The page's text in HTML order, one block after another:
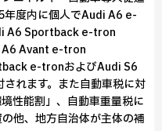
年度内に個人でAudi A6 e-
A6 Sportback e-tron
Avant e-tron
e-tronおよびAudi S6
れます。また自動車税に対
性能割」、自動車重量税に
他、地方自治体が主体の補